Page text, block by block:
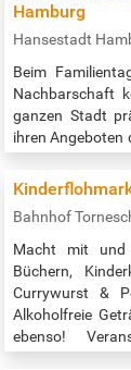
Hamburg
Hansestadt
Beim
Nachbarschaft
ganzen Stadt
ihren Angeboten
Bahnhof
Macht mit und
Büchern,
Currywurst &
Alkoholfreie
ebenso!